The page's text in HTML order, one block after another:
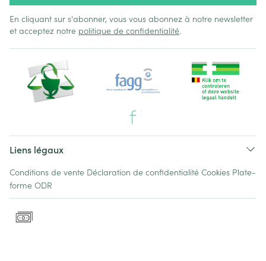
En cliquant sur s'abonner, vous vous abonnez à notre newsletter
et acceptez notre politique de confidentialité.
Liens légaux
Conditions de vente Déclaration de confidentialité Cookies Plate-
forme ODR